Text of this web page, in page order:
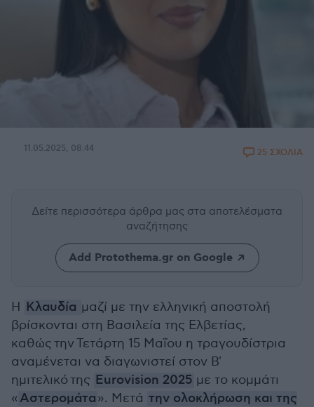
11.05.2025, 08:44 25 ΣΧΟΛΙΑ
Δείτε περισσότερα άρθρα μας στα αποτελέσματα
αναζήτησης
Add Protothema.gr on Google
Η Κλαυδία μαζί με την ελληνική αποστολή
βρίσκονται στη Βασιλεία της Ελβετίας,
καθώς την Τετάρτη 15 Μαΐου η τραγουδίστρια
αναμένεται να διαγωνιστεί στον Β'
ημιτελικό της Eurovision 2025 με το κομμάτι
«Αστερομάτα». Μετά την ολοκλήρωση και της